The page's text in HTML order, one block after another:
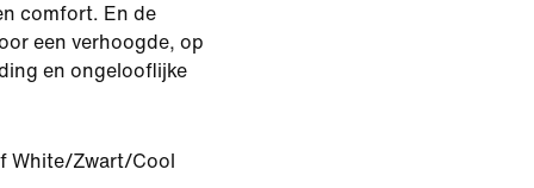
comfort. En de
een verhoogde, op
en ongelooflijke
White/Zwart/Cool